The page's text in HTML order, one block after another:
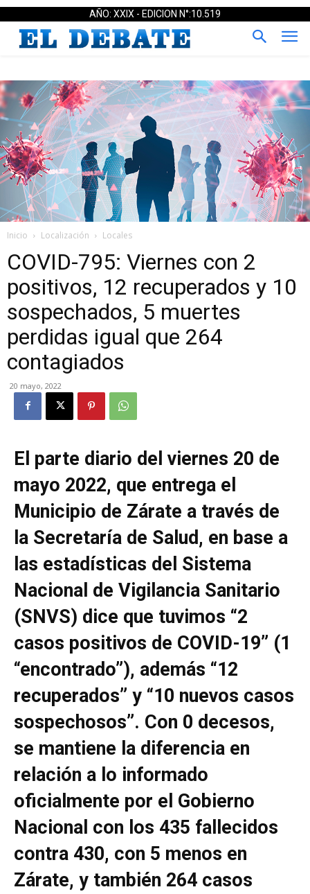
AÑO: XXIX - EDICION N°:10.519
Inicio Localización Locales
COVID-795: Viernes con 2
positivos, 12 recuperados y 10
sospechados, 5 muertes
perdidas igual que 264
contagiados
20 mayo, 2022
El parte diario del viernes 20 de
mayo 2022, que entrega el
Municipio de Zárate a través de
la Secretaría de Salud, en base a
las estadísticas del Sistema
Nacional de Vigilancia Sanitario
(SNVS) dice que tuvimos “2
casos positivos de COVID-19” (1
“encontrado”), además “12
recuperados” y “10 nuevos casos
sospechosos”. Con 0 decesos,
se mantiene la diferencia en
relación a lo informado
oficialmente por el Gobierno
Nacional con los 435 fallecidos
contra 430, con 5 menos en
Zárate, y también 264 casos